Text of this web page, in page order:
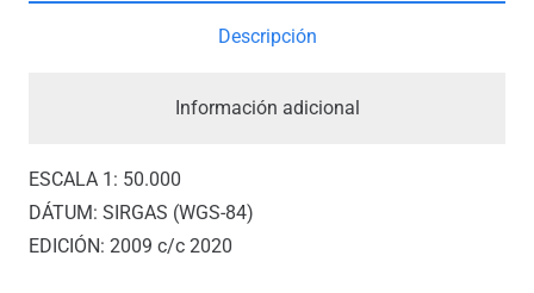
Descripción
Información adicional
ESCALA 1: 50.000
DÁTUM: SIRGAS (WGS-84)
EDICIÓN: 2009 c/c 2020